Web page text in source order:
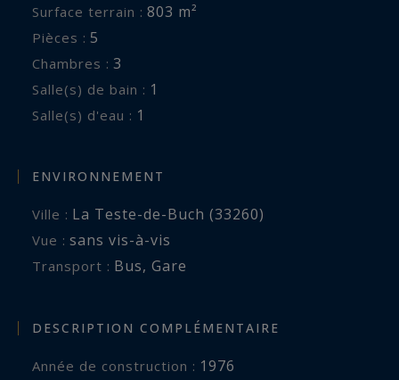
Surface terrain : 803 m²
Pièces : 5
Chambres : 3
Salle(s) de bain : 1
Salle(s) d'eau : 1
ENVIRONNEMENT
Ville : La Teste-de-Buch (33260)
Vue : sans vis-à-vis
Transport : Bus, Gare
DESCRIPTION COMPLÉMENTAIRE
Année de construction : 1976